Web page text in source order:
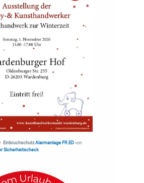
Einbruchschutz Alarmanlage FR.ED von
Sicherheitscheck